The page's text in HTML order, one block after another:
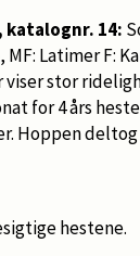
14:
MF: Latimer F:
stor
for 4 års
Hoppen
hestene.